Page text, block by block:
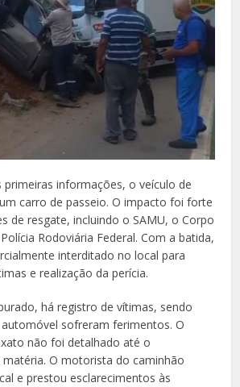
informações, o veículo de
carro de passeio. O impacto foi forte
de resgate, incluindo o SAMU, o Corpo
Rodoviária Federal. Com a batida,
interditado no local para
e realização da perícia.
há registro de vítimas, sendo
sofreram ferimentos. O
não foi detalhado até o
O motorista do caminhão
e prestou esclarecimentos às